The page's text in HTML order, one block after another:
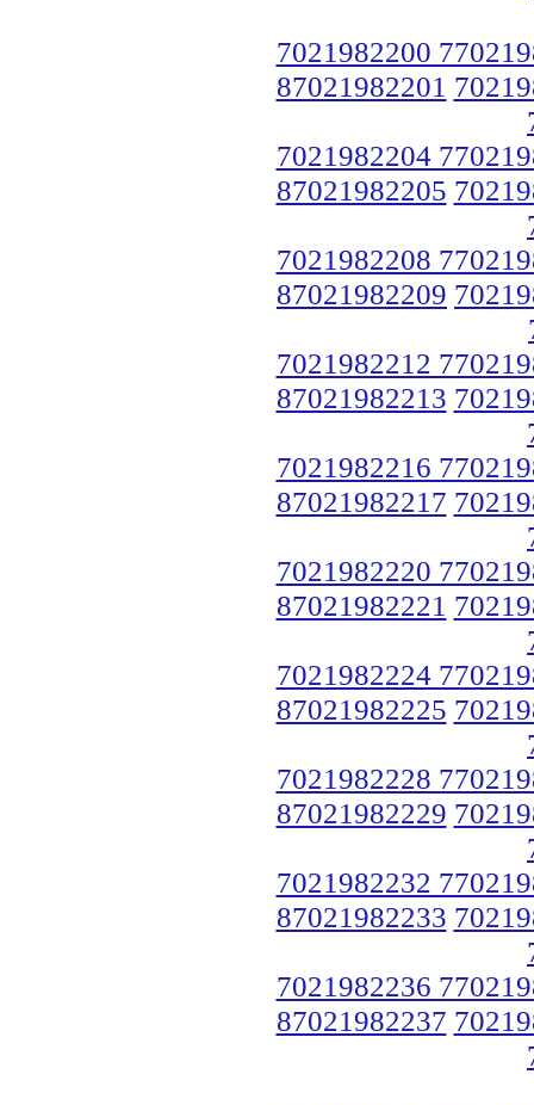
7021982200
87021982201
7021982204
87021982205
7021982208
87021982209
7021982212
87021982213
7021982216
87021982217
7021982220
87021982221
7021982224
87021982225
7021982228
87021982229
7021982232
87021982233
7021982236
87021982237